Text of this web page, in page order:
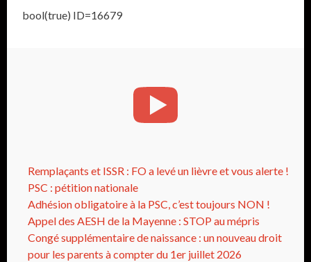
bool(true) ID=16679
Remplaçants et ISSR : FO a levé un lièvre et vous alerte !
PSC : pétition nationale
Adhésion obligatoire à la PSC, c’est toujours NON !
Appel des AESH de la Mayenne : STOP au mépris
Congé supplémentaire de naissance : un nouveau droit
pour les parents à compter du 1er juillet 2026